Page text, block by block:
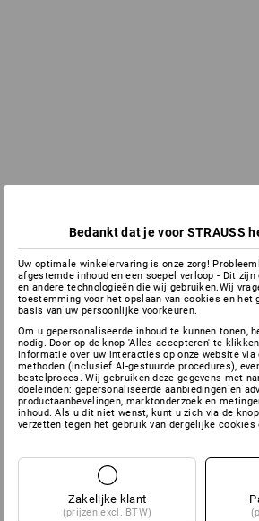
Bedankt dat je voor STRAUSS
Uw optimale winkelervaring is onze zorg!
afgestemde inhoud en een soepel verloop - Dit zijn
en andere technologieën die wij gebruiken.Wij
toestemming voor het opslaan van cookies en het
basis van uw persoonlijke voorkeuren.
Om u gepersonaliseerde inhoud te kunnen tonen,
nodig. Door op de knop 'Alles accepteren' te
informatie over uw interacties op onze website via
methoden (inclusief AI-gestuurde procedures),
bestelproces. Wij gebruiken deze gegevens met
doeleinden: gepersonaliseerde aanbiedingen en
productaanbevelingen, marktonderzoek en
inhoud. Als u dit niet wenst, kunt u zich via de
verzetten tegen het gebruik van dergelijke cookies
Zakelijke klant
(prijzen excl. BTW)